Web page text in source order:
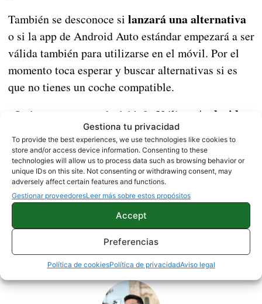
Gestiona tu privacidad
To provide the best experiences, we use technologies like cookies to
store and/or access device information. Consenting to these
technologies will allow us to process data such as browsing behavior or
unique IDs on this site. Not consenting or withdrawing consent, may
adversely affect certain features and functions.
Gestionar proveedoresLeer más sobre estos propósitos
Accept
Preferencias
Política de cookiesPolítica de privacidadAviso legal
También se desconoce si lanzará una alternativa
o si la app de Android Auto estándar empezará a ser
válida también para utilizarse en el móvil. Por el
momento toca esperar y buscar alternativas si es
que no tienes un coche compatible.
¿Qué te parece esta decisión? ¿Utilizas
Android
Auto en el móvil?
Vía
NOTICIAS